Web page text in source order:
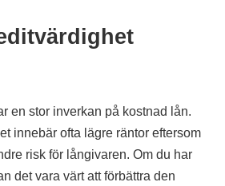
en stor inverkan på kostnad lån.
innebär ofta lägre räntor eftersom
risk för långivaren. Om du har
det vara värt att förbättra den